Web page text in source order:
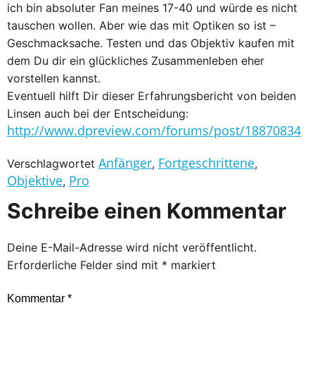
ich bin absoluter Fan meines 17-40 und würde es nicht
tauschen wollen. Aber wie das mit Optiken so ist –
Geschmacksache. Testen und das Objektiv kaufen mit
dem Du dir ein glückliches Zusammenleben eher
vorstellen kannst.
Eventuell hilft Dir dieser Erfahrungsbericht von beiden
Linsen auch bei der Entscheidung:
http://www.dpreview.com/forums/post/18870834
Verschlagwortet Anfänger, Fortgeschrittene,
Objektive, Pro
Schreibe einen Kommentar
Deine E-Mail-Adresse wird nicht veröffentlicht.
Erforderliche Felder sind mit * markiert
Kommentar *